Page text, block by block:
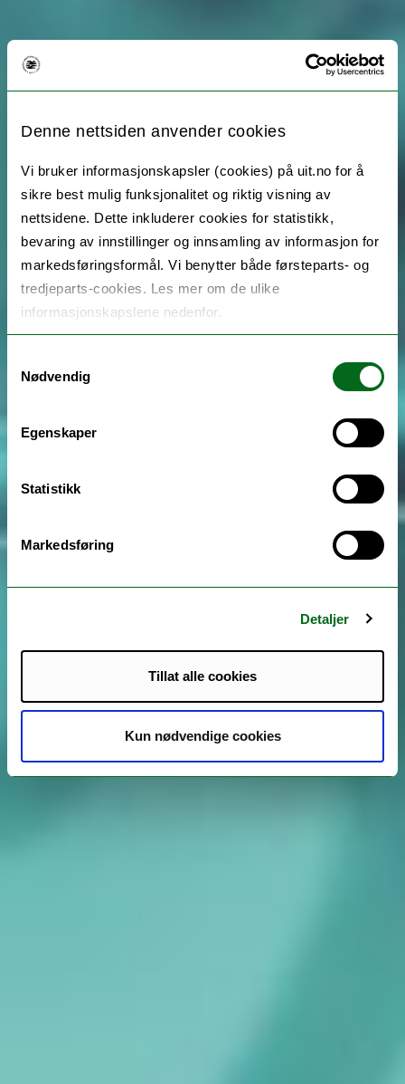
Denne nettsiden anvender cookies
Vi bruker informasjonskapsler (cookies) på uit.no for å
sikre best mulig funksjonalitet og riktig visning av
nettsidene. Dette inkluderer cookies for statistikk,
bevaring av innstillinger og innsamling av informasjon for
markedsføringsformål. Vi benytter både førsteparts- og
tredjeparts-cookies. Les mer om de ulike
informasjonskapslene nedenfor.
Nødvendig
Egenskaper
Statistikk
Markedsføring
Detaljer
Tillat alle cookies
Kun nødvendige cookies